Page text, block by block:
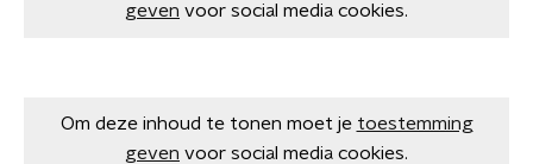
geven voor social media cookies.
Om deze inhoud te tonen moet je toestemming
geven voor social media cookies.